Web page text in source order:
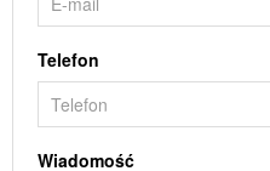
Telefon
Wiadomość